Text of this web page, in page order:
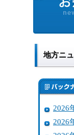
地方ニ
2026
2026